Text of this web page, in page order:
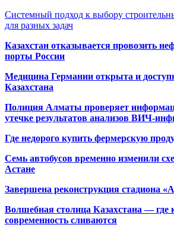
Системный подход к выбору
для разных задач
Казахстан отказывается провозить
порты России
Медицина Германии открыта и
Казахстана
Полиция Алматы проверяет
утечке результатов анализов ВИЧ-
Где недорого купить фермерскую
Семь автобусов временно изменили
Астане
Завершена реконструкция стадиона
Волшебная столица Казахстана — где
современность сливаются